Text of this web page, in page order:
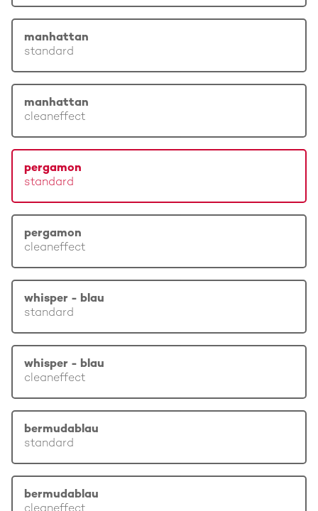
manhattan
standard
manhattan
cleaneffect
pergamon
standard
pergamon
cleaneffect
whisper - blau
standard
whisper - blau
cleaneffect
bermudablau
standard
bermudablau